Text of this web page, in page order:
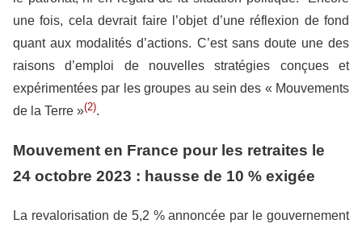
une fois, cela devrait faire l’objet d’une réflexion de fond
quant aux modalités d’actions. C’est sans doute une des
raisons d’emploi de nouvelles stratégies conçues et
expérimentées par les groupes au sein des « Mouvements
de la Terre »(2).
Mouvement en France pour les retraites le
24 octobre 2023 : hausse de 10 % exigée
La revalorisation de 5,2 % annoncée par le gouvernement